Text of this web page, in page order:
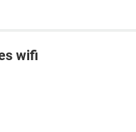
wifi